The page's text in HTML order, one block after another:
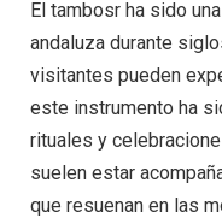
El tambosr ha sido
andaluza durante
visitantes pueden
este instrumento ha
rituales y
suelen estar
que resuenan en las